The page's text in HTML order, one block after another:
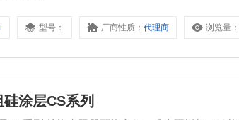
型号： 厂商性质：代理商 浏览量
涂层CS系列